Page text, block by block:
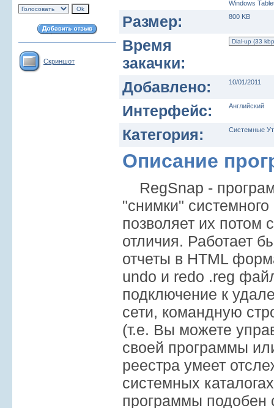
Скриншот
Windows
Размер: 800 KB
Время
закачки:
Добавлено:
10/01/2011
Интерфейс: Английский
Категория: Системные
Описание
RegSnap -
"снимки"
позволяет их потом
отличия. Работает
отчеты в HTML
undo и redo .reg
подключение к
сети, командную
(т.е. Вы можете
своей программы
реестра умеет
системных
программы подобен